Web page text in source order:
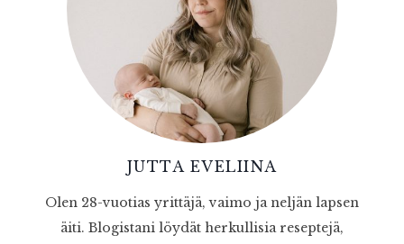
JUTTA EVELIINA
Olen 28-vuotias yrittäjä, vaimo ja neljän lapsen
äiti. Blogistani löydät herkullisia reseptejä,